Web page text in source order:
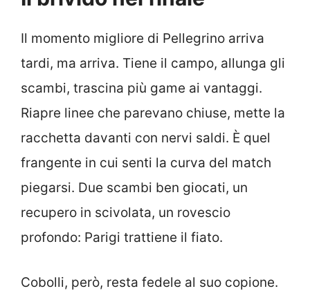
Il momento migliore di Pellegrino arriva
tardi, ma arriva. Tiene il campo, allunga gli
scambi, trascina più game ai vantaggi.
Riapre linee che parevano chiuse, mette la
racchetta davanti con nervi saldi. È quel
frangente in cui senti la curva del match
piegarsi. Due scambi ben giocati, un
recupero in scivolata, un rovescio
profondo: Parigi trattiene il fiato.
Cobolli, però, resta fedele al suo copione.